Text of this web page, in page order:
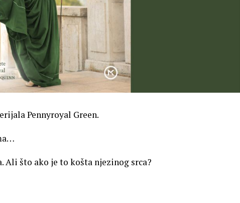
Pennyroyal Green.
Ali što ako je to košta njezinog srca?